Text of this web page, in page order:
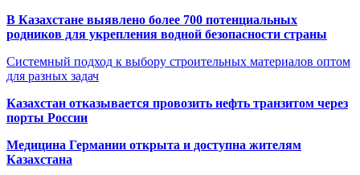
В Казахстане выявлено более 700 потенциальных
родников для укрепления водной безопасности страны
Системный подход к выбору строительных материалов оптом
для разных задач
Казахстан отказывается провозить нефть транзитом через
порты России
Медицина Германии открыта и доступна жителям
Казахстана